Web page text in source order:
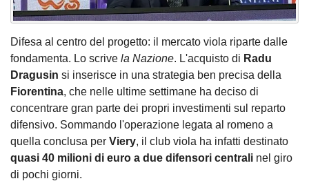
Difesa al centro del progetto: il mercato viola riparte dalle
fondamenta. Lo scrive la Nazione. L'acquisto di Radu
Dragusin si inserisce in una strategia ben precisa della
Fiorentina, che nelle ultime settimane ha deciso di
concentrare gran parte dei propri investimenti sul reparto
difensivo. Sommando l'operazione legata al romeno a
quella conclusa per Viery, il club viola ha infatti destinato
quasi 40 milioni di euro a due difensori centrali nel giro
di pochi giorni.